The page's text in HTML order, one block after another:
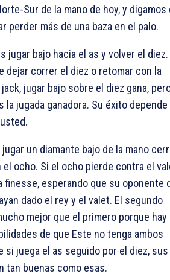
Sur de la mano de hoy, y digamos
perder más de una baza en el palo.
jugar bajo hacia el as y volver el
dejar correr el diez o retomar con la
jugar bajo sobre el diez gana,
la jugada ganadora. Su éxito depende
jugar un diamante bajo de la mano
ocho. Si el ocho pierde contra el
finesse, esperando que su oponente
dado el rey y el valet. El segundo
mejor que el primero porque hay
de que Este no tenga ambos
si juega el as seguido por el diez, sus
tan buenas como esas.